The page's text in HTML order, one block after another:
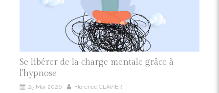
Se libérer de la charge mentale grâce à
l'hypnose
25 Mar 2026 Florence CLAVIER